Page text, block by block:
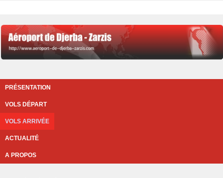
PRÉSENTATION
VOLS DÉPART
VOLS ARRIVÉE
ACTUALITÉ
A PROPOS